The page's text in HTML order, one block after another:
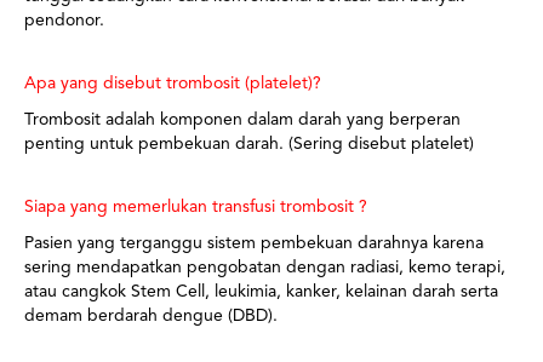
pendonor.
Apa yang disebut trombosit (platelet)?
Trombosit adalah komponen dalam darah yang berperan
penting untuk pembekuan darah. (Sering disebut platelet)
Siapa yang memerlukan transfusi trombosit ?
Pasien yang terganggu sistem pembekuan darahnya karena
sering mendapatkan pengobatan dengan radiasi, kemo terapi,
atau cangkok Stem Cell, leukimia, kanker, kelainan darah serta
demam berdarah dengue (DBD).